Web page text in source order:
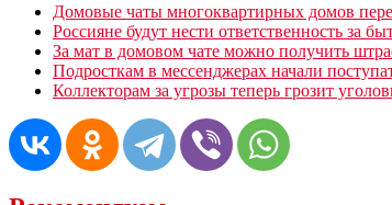
Домовые чаты многоквартирных домов
Россияне будут нести ответственность за
За мат в домовом чате можно получить
Подросткам в мессенджерах начали
Коллекторам за угрозы теперь грозит